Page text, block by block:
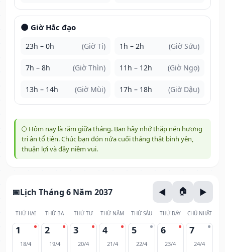
🌑 Giờ Hắc đạo
23h – 0h (Giờ Tí) 1h – 2h (Giờ Sửu)
7h – 8h (Giờ Thìn) 11h – 12h (Giờ Ngọ)
13h – 14h (Giờ Mùi) 17h – 18h (Giờ Dậu)
🌕 Hôm nay là rằm giữa tháng. Bạn hãy nhớ thắp nén hương
tri ân tổ tiên. Chúc bạn đón nửa cuối tháng thật bình yên,
thuận lợi và đầy niềm vui.
Lịch Tháng 6 Năm 2037
THỨ HAI THỨ BA THỨ TƯ THỨ NĂM THỨ SÁU THỨ BẢY CHỦ NHẬT
1
18/4
2
19/4
3
20/4
4
21/4
5
22/4
6
23/4
7
24/4